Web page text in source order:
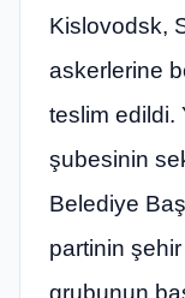
Kislovodsk,
askerlerine
teslim edildi.
şubesinin
Belediye
partinin
grubunun